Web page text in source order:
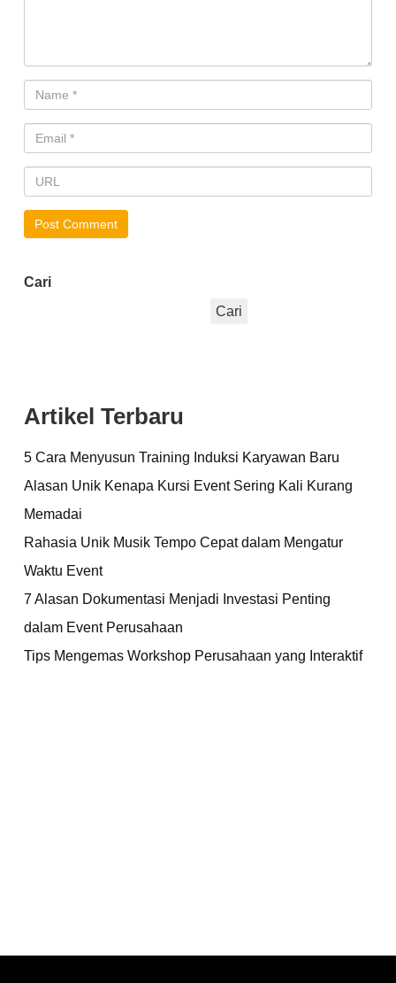
Cari
Cari
Artikel Terbaru
5 Cara Menyusun Training Induksi Karyawan Baru
Alasan Unik Kenapa Kursi Event Sering Kali Kurang
Memadai
Rahasia Unik Musik Tempo Cepat dalam Mengatur
Waktu Event
7 Alasan Dokumentasi Menjadi Investasi Penting
dalam Event Perusahaan
Tips Mengemas Workshop Perusahaan yang Interaktif